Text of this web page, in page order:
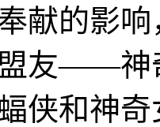
献的影
友——神
侠和神